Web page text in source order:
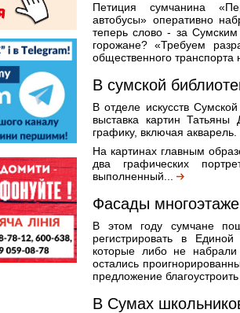
Петиция сумчанина
автобусы» оперативно
теперь слово - за
горожане? «Требуем
общественного
В сумской
В отделе искусств
выставка картин Татьяны
графику, включая акварель.
На картинах главным
два графических
выполненный...
Фасады
В этом году сумчане
регистрировать в
которые либо не набрали
остались
предложение
В Сумах